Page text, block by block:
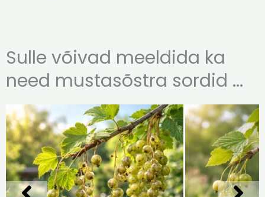
Sulle võivad meeldida ka
need mustasõstra sordid ...